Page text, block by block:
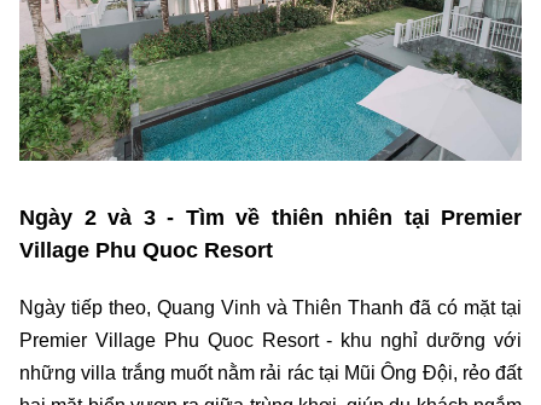
Ngày 2 và 3 - Tìm về thiên nhiên tại Premier
Village Phu Quoc Resort
Ngày tiếp theo, Quang Vinh và Thiên Thanh đã có mặt tại
Premier Village Phu Quoc Resort - khu nghỉ dưỡng với
những villa trắng muốt nằm rải rác tại Mũi Ông Đội, rẻo đất